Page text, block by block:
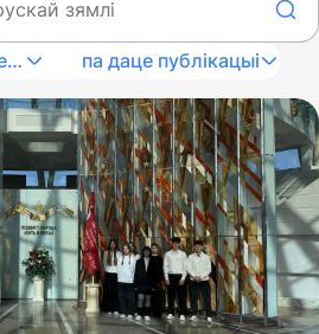
зямлі
па даце публікацыі